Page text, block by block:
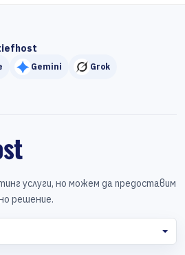
Gemini Grok
услуги, но можем да предоставим
решение.